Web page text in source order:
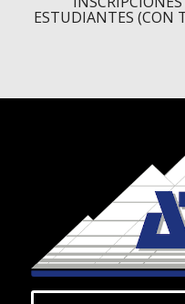
ESTUDIANTES (CON